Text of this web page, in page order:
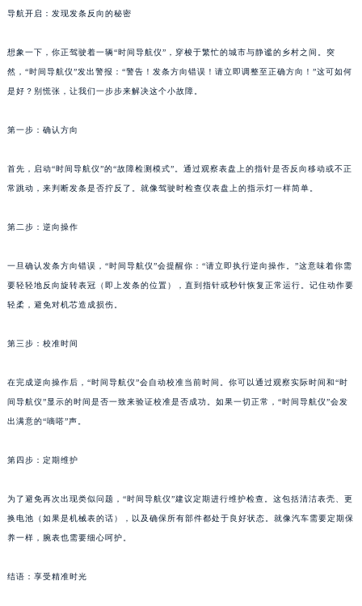
导航开启：发现发条反向的秘密
想象一下，你正驾驶着一辆“时间导航仪”，穿梭于繁忙的城市与静谧的乡村之间。突
然，“时间导航仪”发出警报：“警告！发条方向错误！请立即调整至正确方向！”这可如何
是好？别慌张，让我们一步步来解决这个小故障。
第一步：确认方向
首先，启动“时间导航仪”的“故障检测模式”。通过观察表盘上的指针是否反向移动或不正
常跳动，来判断发条是否拧反了。就像驾驶时检查仪表盘上的指示灯一样简单。
第二步：逆向操作
一旦确认发条方向错误，“时间导航仪”会提醒你：“请立即执行逆向操作。”这意味着你需
要轻轻地反向旋转表冠（即上发条的位置），直到指针或秒针恢复正常运行。记住动作要
轻柔，避免对机芯造成损伤。
第三步：校准时间
在完成逆向操作后，“时间导航仪”会自动校准当前时间。你可以通过观察实际时间和“时
间导航仪”显示的时间是否一致来验证校准是否成功。如果一切正常，“时间导航仪”会发
出满意的“嘀嗒”声。
第四步：定期维护
为了避免再次出现类似问题，“时间导航仪”建议定期进行维护检查。这包括清洁表壳、更
换电池（如果是机械表的话），以及确保所有部件都处于良好状态。就像汽车需要定期保
养一样，腕表也需要细心呵护。
结语：享受精准时光